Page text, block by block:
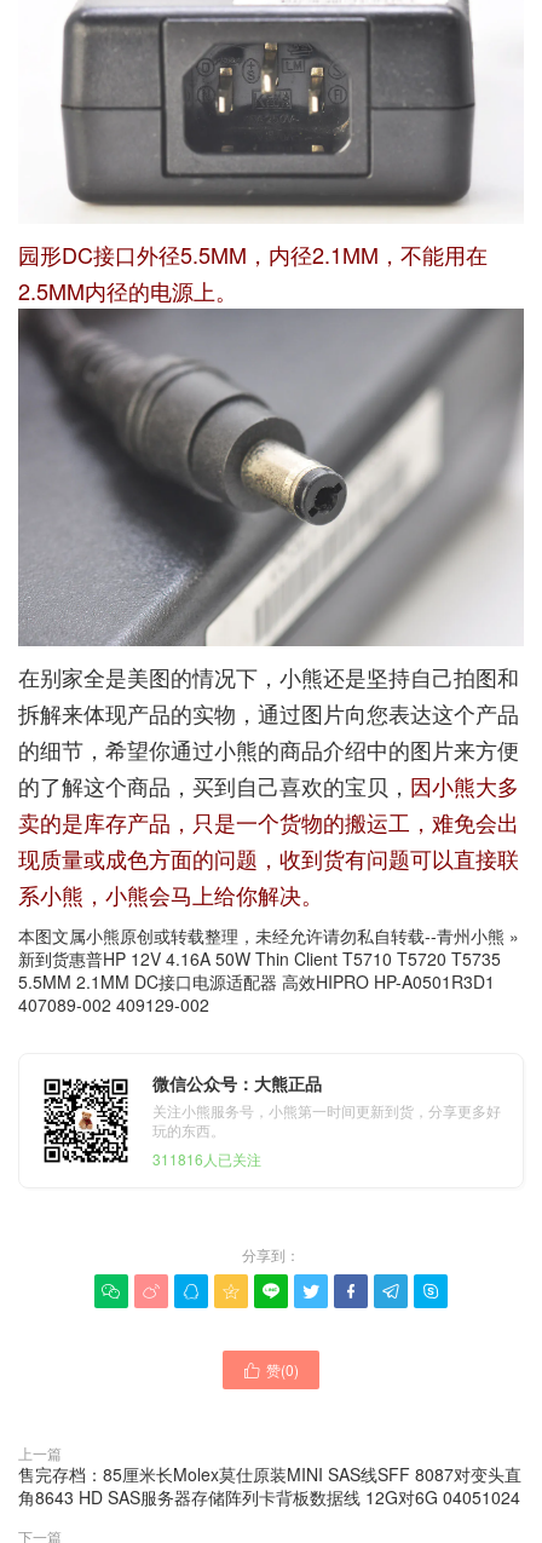
园形DC接口外径5.5MM，内径2.1MM，不能用在
2.5MM内径的电源上。
在别家全是美图的情况下，小熊还是坚持自己拍图和
拆解来体现产品的实物，通过图片向您表达这个产品
的细节，希望你通过小熊的商品介绍中的图片来方便
的了解这个商品，买到自己喜欢的宝贝， 因小熊大多
卖的是库存产品，只是一个货物的搬运工，难免会出
现质量或成色方面的问题，收到货有问题可以直接联
系小熊，小熊会马上给你解决。
本图文属小熊原创或转载整理，未经允许请勿私自转载--青州小熊 »
新到货惠普HP 12V 4.16A 50W Thin Client T5710 T5720 T5735
5.5MM 2.1MM DC接口电源适配器 高效HIPRO HP-A0501R3D1
407089-002 409129-002
微信公众号：大熊正品
关注小熊服务号，小熊第一时间更新到货，分享更多好
玩的东西。
311816人已关注
分享到：
        
 赞(0)
上一篇
售完存档：85厘米长Molex莫仕原装MINI SAS线SFF 8087对变头直
角8643 HD SAS服务器存储阵列卡背板数据线 12G对6G 04051024
下一篇